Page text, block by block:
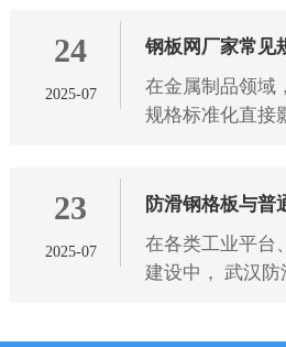
细介绍如何科学
24
2025-07
钢板网厂家常见
寸、网孔形状全
在金属制品领域
规格标准化直接
规范，为选型提
23
2025-07
防滑钢格板与普
更适合您的项目
在各类工业平台
建设中， 武汉